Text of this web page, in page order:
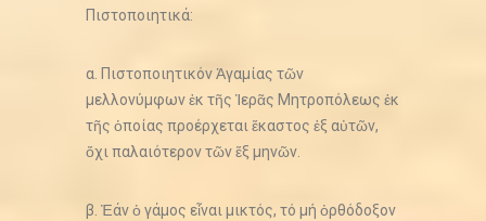
Πιστοποιητικά:
α. Πιστοποιητικόν Ἀγαμίας τῶν
μελλονύμφων ἐκ τῆς Ἱερᾶς Μητροπόλεως ἐκ
τῆς ὁποίας προέρχεται ἕκαστος ἐξ αὐτῶν,
ὄχι παλαιότερον τῶν ἕξ μηνῶν.
β. Ἐάν ὁ γάμος εἶναι μικτός, τό μή ὀρθόδοξον